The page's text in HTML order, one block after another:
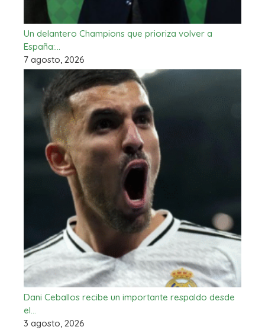
Un delantero Champions que prioriza volver a
España:…
7 agosto, 2026
Dani Ceballos recibe un importante respaldo desde
el…
3 agosto, 2026